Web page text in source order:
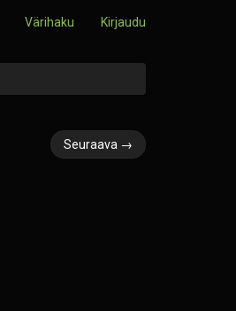
Värihaku Kirjaudu
Seuraava →